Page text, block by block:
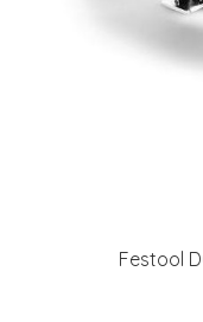
Festool